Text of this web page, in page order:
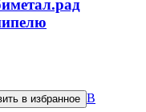
в избранное В